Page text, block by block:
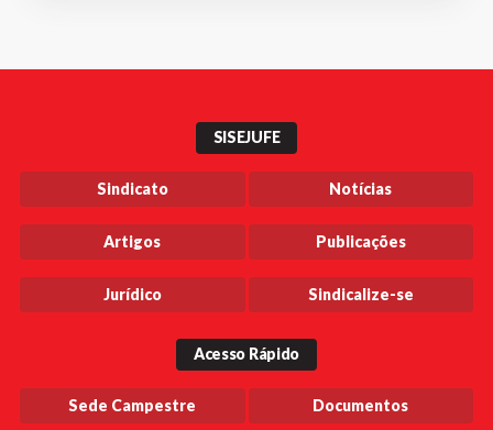
SISEJUFE
Sindicato Notícias
Artigos Publicações
Jurídico Sindicalize-se
Acesso Rápido
Sede Campestre Documentos